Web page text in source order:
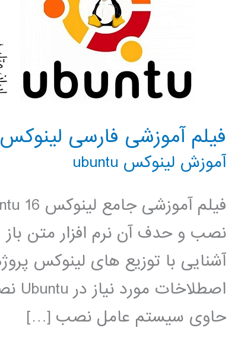
فیلم آموزشی فارسی لینوکس ubuntu
آموزش لینوکس ubuntu
حاوی سیستم عامل نصب […]